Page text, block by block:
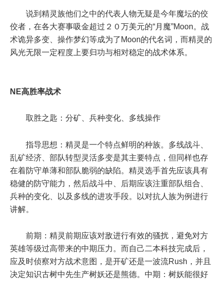
说到精灵族他们之中的代表人物无疑是今年魔坛的佼
佼者，在各大赛事吸金超过２０万美元的“月魔”Moon。战
术诡异多变、操作梦幻等成为了Moon的代名词，而精灵的
风光无限一定程度上要归功与相对稳定的战术体系。
NE高胜率战术
取胜之匙：分矿、兵种变化、多线操作
指导思想：精灵是一个特点鲜明的种族。多线战斗、
乱矿经济、部队转型灵活多变是其主要特点，但同样也存
在着防守单薄和部队脆弱的缺陷。精灵选手首先应该具有
稳健的防守能力，然后战斗中、后期应该注重部队组合、
兵种的变化、以及多线的进攻手段。以对抗人族为例进行
讲解。
前期：精灵前期应该对敌进行有效的骚扰，避免对方
英雄等级过高带来的中期压力。而自己二本科技完成后，
应及时侦察对方战术意图，是开矿还是一波流Rush，并且
决定知识古树中先生产树妖还是熊德。中期：树妖能很好